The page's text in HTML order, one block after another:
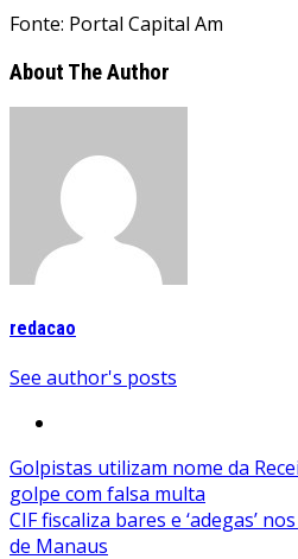
Fonte: Portal Capital Am
About The Author
redacao
See author's posts
Navegação
de
Post
Golpistas utilizam nome da
golpe com falsa multa
CIF fiscaliza bares e ‘adegas’
de Manaus